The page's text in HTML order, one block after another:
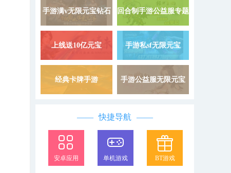
手游满v无限元宝钻石 详情 »
回合制手游公益服专题
上线送10亿元宝 详情 »
手游私sf无限元宝
经典卡牌手游 详情 »
手游公益服无限元宝
快捷导航
安卓应用 单机游戏 BT游戏